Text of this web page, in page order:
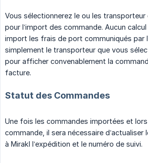
Vous sélectionnerez le ou les
pour l’import des commande. Aucun
import les frais de port communiqués par
simplement le transporteur que vous
pour afficher convenablement la
facture.
Statut des Commandes
Une fois les commandes importées et lors
commande, il sera nécessaire
à Mirakl l’expédition et le numéro de suivi.